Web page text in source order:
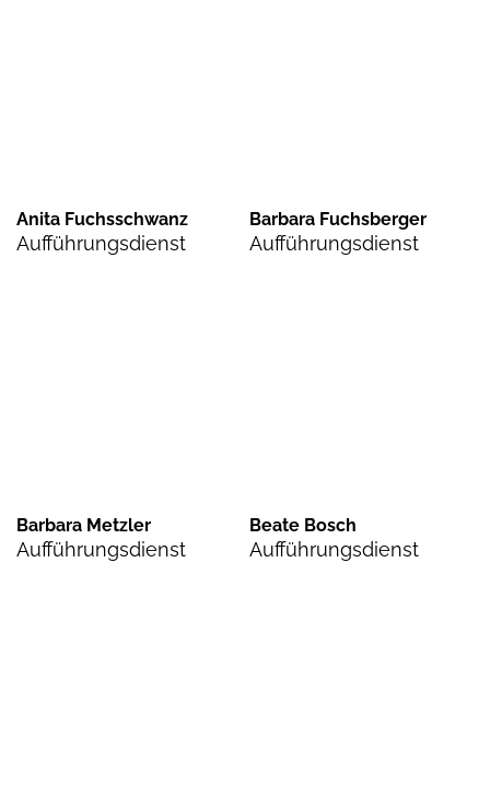
Aufführungsdienst
Anita Fuchsschwanz
Aufführungsdienst
Barbara Fuchsberger
Aufführungsdienst
Barbara Metzler
Aufführungsdienst
Beate Bosch